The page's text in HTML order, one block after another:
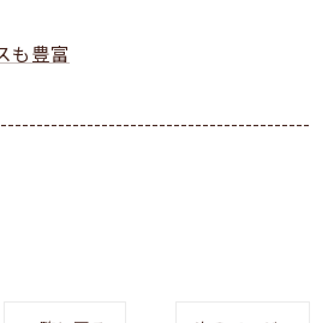
も豊富